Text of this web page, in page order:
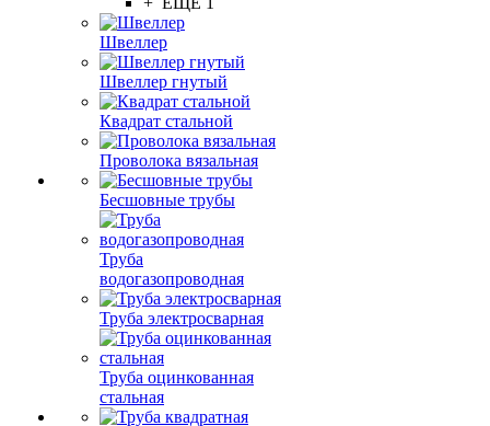
Швеллер
Швеллер гнутый
Квадрат стальной
Проволока вязальная
Бесшовные трубы
Труба
водогазопроводная
Труба электросварная
Труба оцинкованная
стальная